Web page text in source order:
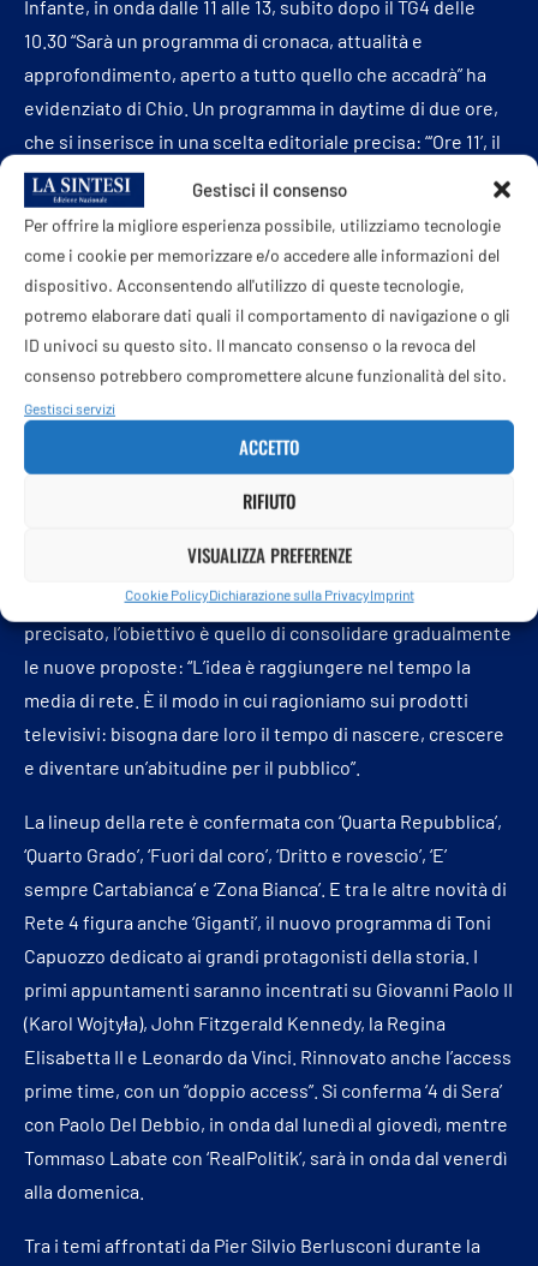
Gestisci il consenso
Per offrire la migliore esperienza possibile, utilizziamo tecnologie
come i cookie per memorizzare e/o accedere alle informazioni del
dispositivo. Acconsentendo all'utilizzo di queste tecnologie,
potremo elaborare dati quali il comportamento di navigazione o gli
ID univoci su questo sito. Il mancato consenso o la revoca del
consenso potrebbero compromettere alcune funzionalità del sito.
Gestisci servizi
ACCETTO
RIFIUTO
VISUALIZZA PREFERENZE
Cookie PolicyDichiarazione sulla PrivacyImprint
Infante, in onda dalle 11 alle 13, subito dopo il TG4 delle
10.30 “Sarà un programma di cronaca, attualità e
approfondimento, aperto a tutto quello che accadrà” ha
evidenziato di Chio. Un programma in daytime di due ore,
che si inserisce in una scelta editoriale precisa: “‘Ore 11’, il
titolo che abbiamo scelto, è un progetto sperimentale,
una mossa coraggiosa. Il TG4 darà il via alla giornata alle
10.30 del mattino e poi, praticamente fino a notte fonda,
fatta eccezione per ‘La signora in giallo’ e Forum, che
continuano a registrare ottimi ascolti, la rete sarà quasi
interamente dedicata all’informazione”. Infante sarà
protagonista anche di un nuovo programma, il martedì
sera, il cui nome non è stato svelato.
Per quanto riguarda gli obiettivi, “non ci diamo target
particolari. Ci piace sperimentare e vedere come risponde
Pier Silvio Berlusconi, chairman e group ceo di Mfe-
Mediaforeurope. Sul fronte della prima serata, ha
precisato, l’obiettivo è quello di consolidare gradualmente
le nuove proposte: “L’idea è raggiungere nel tempo la
media di rete. È il modo in cui ragioniamo sui prodotti
televisivi: bisogna dare loro il tempo di nascere, crescere
e diventare un’abitudine per il pubblico”.
La lineup della rete è confermata con ‘Quarta Repubblica’,
‘Quarto Grado’, ‘Fuori dal coro’, ‘Dritto e rovescio’, ‘E’
sempre Cartabianca’ e ‘Zona Bianca’. E tra le altre novità di
Rete 4 figura anche ‘Giganti’, il nuovo programma di Toni
Capuozzo dedicato ai grandi protagonisti della storia. I
primi appuntamenti saranno incentrati su Giovanni Paolo II
(Karol Wojtyła), John Fitzgerald Kennedy, la Regina
Elisabetta II e Leonardo da Vinci. Rinnovato anche l’access
prime time, con un “doppio access”. Si conferma ‘4 di Sera’
con Paolo Del Debbio, in onda dal lunedì al giovedì, mentre
Tommaso Labate con ‘RealPolitik’, sarà in onda dal venerdì
alla domenica.
Tra i temi affrontati da Pier Silvio Berlusconi durante la